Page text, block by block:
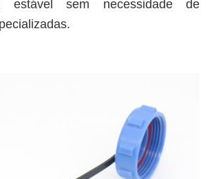
estável sem necessidade de